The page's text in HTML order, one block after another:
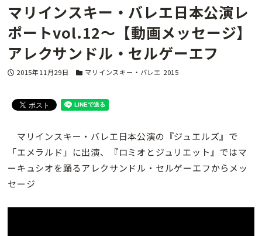
マリインスキー・バレエ日本公演レ
ポートvol.12〜【動画メッセージ】
アレクサンドル・セルゲーエフ
投稿日
2015年11月29日 カテゴリー
マリインスキー・バレエ 2015
マリインスキー・バレエ日本公演の『ジュエルズ』で
「エメラルド」に出演、『ロミオとジュリエット』ではマ
ーキュシオを踊るアレクサンドル・セルゲーエフからメッ
セージ